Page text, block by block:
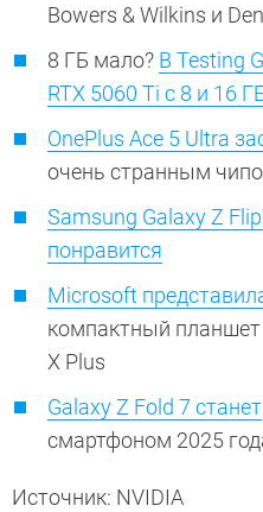
Bowers & Wilkins и
8 ГБ мало? В Testing
RTX 5060 Ti с 8 и 16
OnePlus Ace 5 Ultra
очень странным
Samsung Galaxy Z
понравится
Microsoft
компактный планшет
X Plus
Galaxy Z Fold 7 станет
смартфоном 2025
Источник: NVIDIA